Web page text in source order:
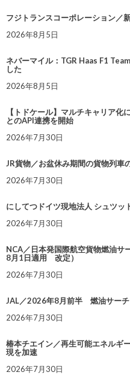
フジトランスコーポレーション／
2026年8月5日
ネバーマイル：TGR Haas F1
した
2026年8月5日
【トドケール】マルチキャリア
とのAPI連携を開始
2026年7月30日
JR貨物／お盆休み期間の貨物列車
2026年7月30日
にしてつドイツ現地法人 シュツッ
2026年7月30日
NCA／日本発国際航空貨物燃油サ
8月1日適用 改定）
2026年7月30日
JAL／2026年8月前半 燃油サーチ
2026年7月30日
椿本チエイン／再生可能エネルギ
現を加速
2026年7月30日